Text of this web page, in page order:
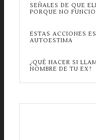
SEÑALES DE QUE
PORQUE NO
ESTAS ACCIONES
AUTOESTIMA
¿QUÉ HACER SI
NOMBRE DE TU EX?